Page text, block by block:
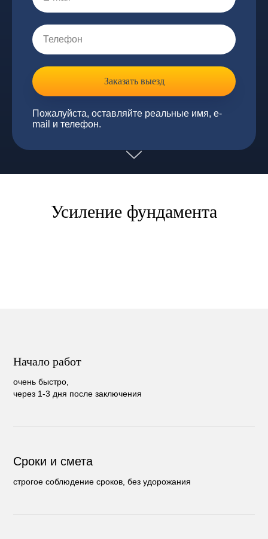
Заказать выезд
Пожалуйста, оставляйте реальные имя, e-
mail и телефон.
Усиление фундамента
Начало работ
очень быстро,
через 1-3 дня после заключения
Сроки и смета
строгое соблюдение сроков, без удорожания